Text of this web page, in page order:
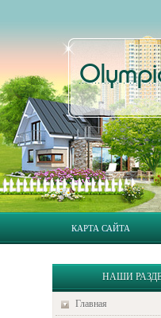
КАРТА САЙТА
НАШИ
Главная